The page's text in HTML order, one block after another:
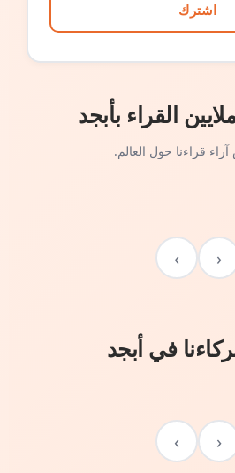
اشترك
القراء بأبجد
قراءنا حول العالم.
‹
›
في أبجد
‹
›